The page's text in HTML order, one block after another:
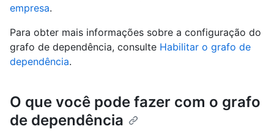
empresa.
Para obter mais informações sobre a configuração do
grafo de dependência, consulte Habilitar o grafo de
dependência.
O que você pode fazer com o grafo
de dependência